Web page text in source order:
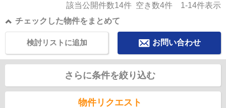
該当公開件数14件 空き数4件 1-14件表示
チェックした物件をまとめて
お問い合わせ
検討リストに追加
さらに条件を絞り込む
物件リクエスト